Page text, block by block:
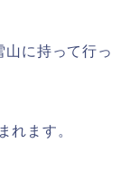
に持って行っ
れます。